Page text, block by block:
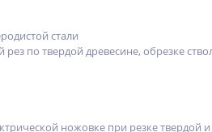
стали
по твердой древесине, обрезке
ножовке при резке твердой